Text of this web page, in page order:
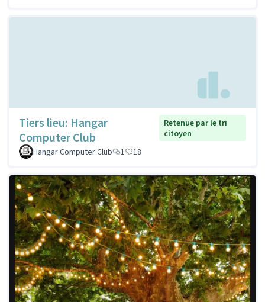
Tiers lieu: Hangar
Computer Club
Retenue par le tri
citoyen
Hangar Computer Club
1 18